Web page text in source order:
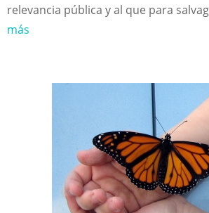
relevancia pública y al que para
más